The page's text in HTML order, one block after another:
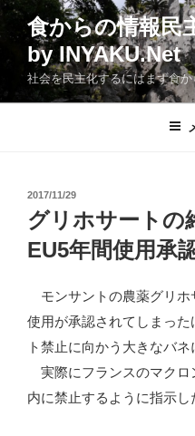
コ
食からの情報民
by INYAKU.Net
社会を民主化するにはまず食
投
日:
2017/11/29
グリホサートの
EU5年間使用承
モンサントの農薬グリホ
使用が承認されてしまっ
ト禁止に向かう大きなバネ
実際にフランスのマクロ
内に禁止するように指示し